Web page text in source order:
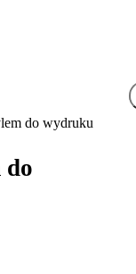
do wydruku
do